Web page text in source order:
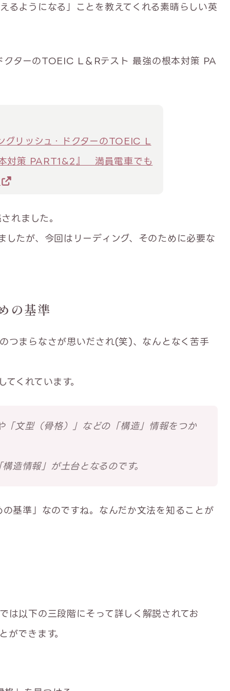
るようになる」ことを教えてくれる素晴らしい英
クターのTOEIC L＆Rテスト 最強の根本対策 PA
グリッシュ・ドクターのTOEIC L
対策 PART1&2』 満員電車でも
れました。
したが、今回はリーディング、そのために必要な
の基準
つまらなさが思いだされ(笑)、なんとなく苦手
くれています。
文型（骨格）」などの「構造」情報をつか
造情報」が土台となるのです。
基準」なのですね。なんだか文法を知ることが
は以下の三段階にそって詳しく解説されてお
ができます。